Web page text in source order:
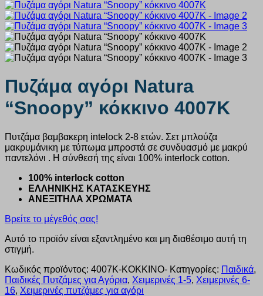
Πυζάμα αγόρι Natura
“Snoopy” κόκκινο 4007K
Πυτζάμα βαμβακερη intelock 2-8 ετών. Σετ μπλούζα
μακρυμάνικη με τύπωμα μπροστά σε συνδυασμό με μακρύ
παντελόνι . Η σύνθεσή της είναι 100% interlock cotton.
100% interlock cotton
ΕΛΛΗΝΙΚΗΣ ΚΑΤΑΣΚΕΥΗΣ
ΑΝΕΞΙΤΗΛΑ ΧΡΩΜΑΤΑ
Βρείτε το μέγεθός σας!
Αυτό το προϊόν είναι εξαντλημένο και μη διαθέσιμο αυτή τη
στιγμή.
Κωδικός προϊόντος: 4007K-KOKKINO- Κατηγορίες: Παιδικά,
Παιδικές Πυτζάμες για Αγόρια, Χειμερινές 1-5, Χειμερινές 6-
16, Χειμερινές πυτζάμες για αγόρι